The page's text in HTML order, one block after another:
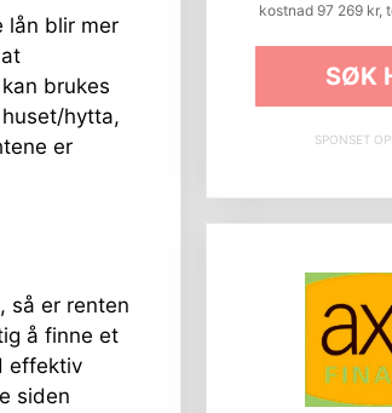
lån blir mer
brukes
hytta,
er
, så er renten
å finne et
effektiv
siden
kostnad 97 269 kr,
SØK
SPONSET